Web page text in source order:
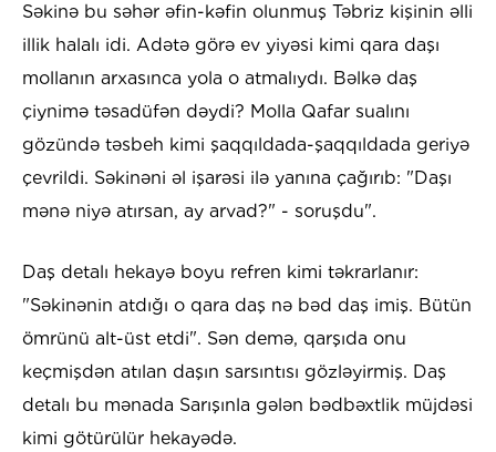
Səkinə bu səhər əfin-kəfin olunmuş Təbriz kişinin əlli
illik halalı idi. Adətə görə ev yiyəsi kimi qara daşı
mollanın arxasınca yola o atmalıydı. Bəlkə daş
çiynimə təsadüfən dəydi? Molla Qafar sualını
gözündə təsbeh kimi şaqqıldada-şaqqıldada geriyə
çevrildi. Səkinəni əl işarəsi ilə yanına çağırıb: "Daşı
mənə niyə atırsan, ay arvad?" - soruşdu".
Daş detalı hekayə boyu refren kimi təkrarlanır:
"Səkinənin atdığı o qara daş nə bəd daş imiş. Bütün
ömrünü alt-üst etdi". Sən demə, qarşıda onu
keçmişdən atılan daşın sarsıntısı gözləyirmiş. Daş
detalı bu mənada Sarışınla gələn bədbəxtlik müjdəsi
kimi götürülür hekayədə.